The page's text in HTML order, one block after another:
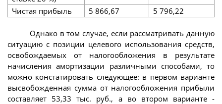
Чистая прибыль
5 866,67 5 796,22
Однако в том случае, если рассматривать данную
ситуацию с позиции целевого использования средств,
освобождаемых от налогообложения в результате
начисления амортизации различными способами, то
можно констатировать следующее: в первом варианте
высвобожденная сумма от налогообложения прибыли
составляет 53,33 тыс. руб., а во втором варианте -